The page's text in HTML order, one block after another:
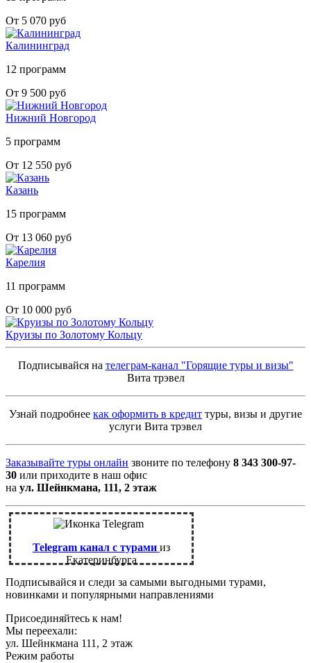
От 5 070 руб
Калининград
12 программ
От 9 500 руб
Нижний Новгород
5 программ
От 12 550 руб
Казань
15 программ
От 13 060 руб
Карелия
11 программ
От 10 000 руб
Круизы по Золотому Кольцу
Подписывайся на телеграм-канал "Горящие туры и визы"
Вита трэвел
Узнай подробнее как оформить в кредит туры, визы и другие
услуги Вита трэвел
Заказывайте туры онлайн звоните по телефону 8 343 300-97-
30 или приходите в наш офис
на ул. Шейнкмана, 111, 2 этаж
Telegram канал с турами из
Екатеринбурга
Подписывайся и следи за самыми выгодными турами,
новинками и популярными направлениями
Присоединяйтесь к нам!
Мы переехали:
ул. Шейнкмана 111, 2 этаж
Режим работы